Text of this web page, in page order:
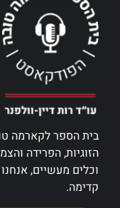
בית הספר לקארמה
הזוגיות, הפרידה
וכלים מעשיים,
קדימה.